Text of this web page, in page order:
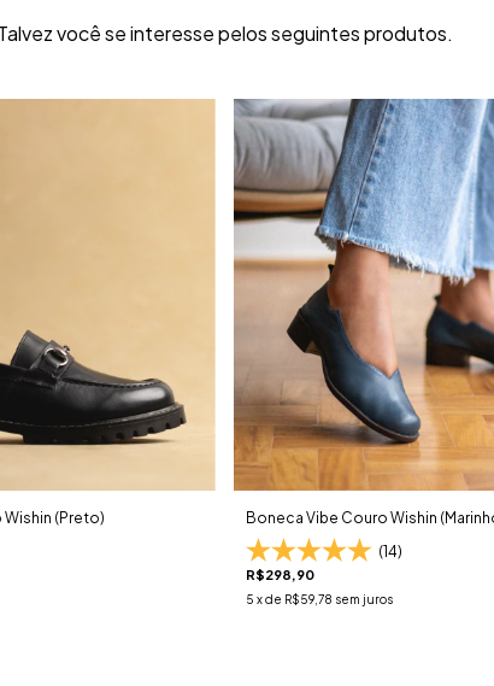
você se interesse pelos seguintes produtos.
(Preto)
Boneca Vibe Couro Wishin
(14)
R$298,90
5 x de R$59,78 sem juros